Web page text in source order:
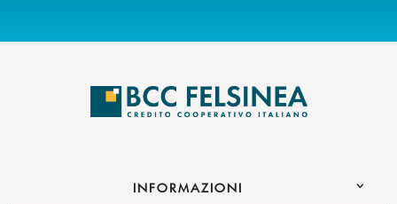
INFORMAZIONI